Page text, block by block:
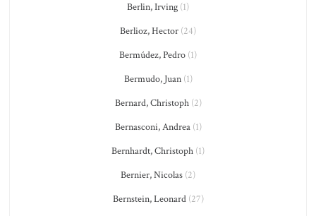
Berlin, Irving (1)
Berlioz, Hector (24)
Bermúdez, Pedro (1)
Bermudo, Juan(1)
Bernard, Christoph(2)
Bernasconi, Andrea(1)
Bernhardt, Christoph (1)
Bernier, Nicolas (2)
Bernstein, Leonard(27)